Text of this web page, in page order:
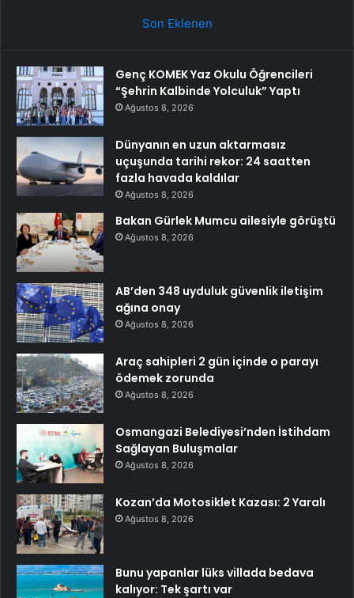
Son Eklenen
Genç KOMEK Yaz Okulu Öğrencileri
“Şehrin Kalbinde Yolculuk” Yaptı
Ağustos 8, 2026
Dünyanın en uzun aktarmasız
uçuşunda tarihi rekor: 24 saatten
fazla havada kaldılar
Ağustos 8, 2026
Bakan Gürlek Mumcu ailesiyle görüştü
Ağustos 8, 2026
AB’den 348 uyduluk güvenlik iletişim
ağına onay
Ağustos 8, 2026
Araç sahipleri 2 gün içinde o parayı
ödemek zorunda
Ağustos 8, 2026
Osmangazi Belediyesi’nden İstihdam
Sağlayan Buluşmalar
Ağustos 8, 2026
Kozan’da Motosiklet Kazası: 2 Yaralı
Ağustos 8, 2026
Bunu yapanlar lüks villada bedava
kalıyor: Tek şartı var